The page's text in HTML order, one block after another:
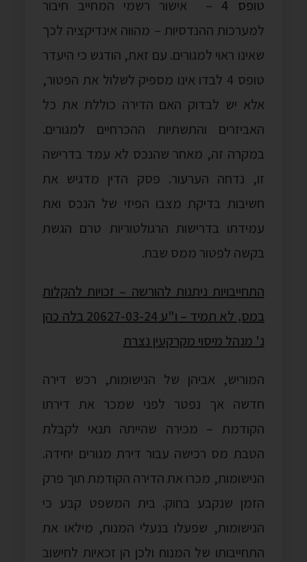
טופס 4
– אישור רשמי המחייב חיבור
למערכות ההנדסיות – מהווה אינדיקציה לכך
שאינו ראוי למגורים. עם זאת, הודגש כי היעדר
טופס 4 לבדו אינו מספיק לשלול את הפטור,
אלא יש לבדוק האם הדירה כוללת את כל
האביזרים והתשתיות ההכרחיים למגורים.
במקרה זה, מאחר שהנכס לא עמד בדרישה
זו, נדחה הערעור. פסק הדין מדגיש את
חשיבות בדיקת מצבו הפיזי של הנכס ואת
עמידתו בדרישות הרגולטוריות טרם הגשת
בקשה לפטור ממס שבח.
התחייבויות ניתנות להורשה – זכויות להקלות
במס, לא תמיד – ו"ע 20627-03-24 בלה כהן
נ' מנהל מיסוי מקרקעין נצרת
המוריש, אביהן של הנישומות, רכש דירה
חדשה אך נפטר לפני שמכר את דירתו
הקודמת – מכירה שהייתה תנאי לקבלת
הטבת מס רכישה עבור דירת מגורים יחידה.
הנישומות, מכרו את הדירה הקודמת תוך פרק
הזמן שנקבע בחוק. בית המשפט קבע כי
הנישומות, שפעלו בנעלי המנוח, מילאו את
התחייבותו של המנוח ולכן הן זכאיות לחישוב